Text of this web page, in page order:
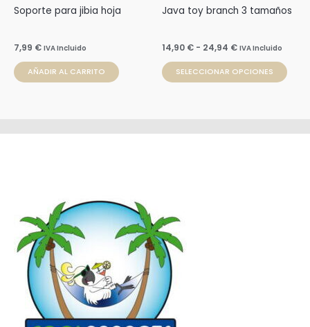
Soporte para jibia hoja
7,99 € IVA Incluido
AÑADIR AL CARRITO
Java toy branch 3 tamaños
14,90 € - 24,94 € IVA Incluido
SELECCIONAR OPCIONES